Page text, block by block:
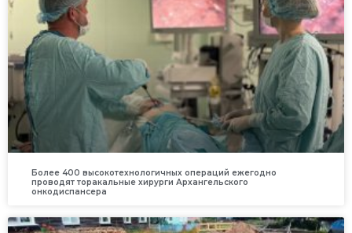
Более 400 высокотехнологичных операций ежегодно
проводят торакальные хирурги Архангельского
онкодиспансера